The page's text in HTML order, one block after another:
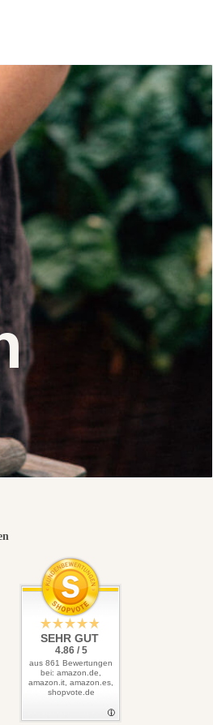
SEHR GUT
4.86 / 5
aus 861 Bewertungen
bei: amazon.de,
amazon.it, amazon.es,
shopvote.de